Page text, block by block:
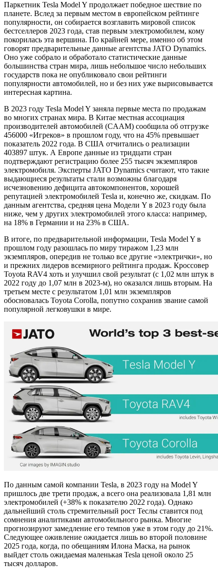
Паркетник Tesla Model Y продолжает победное шествие по
планете. Вслед за первым местом в европейском рейтинге
популярности, он собирается возглавить мировой список
бестселлеров 2023 года, став первым электромобилем, кому
покорилась эта вершина. По крайней мере, именно об этом
говорят предварительные данные агентства JATO Dynamics.
Оно уже собрало и обработало статистические данные
большинства стран мира, лишь небольшое число небольших
государств пока не опубликовало свои рейтинги
популярности автомобилей, но и без них уже вырисовывается
интересная картина.
В 2023 году Tesla Model Y заняла первые места по продажам
во многих странах мира. В Китае местная ассоциация
производителей автомобилей (CAAM) сообщила об отгрузке
456000 «Игреков» в прошлом году, что на 45% превышает
показатель 2022 года. В США отчитались о реализации
403897 штук. А Европе данные из тридцати стран
подтверждают регистрацию более 255 тысяч экземпляров
электромобиля. Эксперты JATO Dynamics считают, что такие
выдающиеся результаты стали возможны благодаря
исчезновению дефицита автокомпонентов, хорошей
репутацией электромобилей Tesla и, конечно же, скидкам. По
данным агентства, средняя цена Модели Y в 2023 году была
ниже, чем у других электромобилей этого класса: например,
на 18% в Германии и на 23% в США.
В итоге, по предварительной информации, Tesla Model Y в
прошлом году разошлась по миру тиражом 1,23 млн
экземпляров, опередив не только все другие «электрички», но
и прежних лидеров всемирного рейтинга продаж. Кроссовер
Toyota RAV4 хоть и улучшил свой результат (с 1,02 млн штук в
2022 году до 1,07 млн в 2023-м), но оказался лишь вторым. На
третьем месте с результатом 1,01 млн экземпляров
обосновалась Toyota Corolla, попутно сохранив звание самой
популярной легковушки в мире.
По данным самой компании Tesla, в 2023 году на Model Y
пришлось две трети продаж, а всего она реализовала 1,81 млн
электромобилей (+38% к показателю 2022 года). Однако
дальнейший столь стремительный рост Теслы ставится под
сомнения аналитиками автомобильного рынка. Многие
прогнозируют замедление его темпов уже в этом году до 21%.
Следующее оживление ожидается лишь во второй половине
2025 года, когда, по обещаниям Илона Маска, на рынок
выйдет столь ожидаемая маленькая Tesla ценой около 25
тысяч долларов.